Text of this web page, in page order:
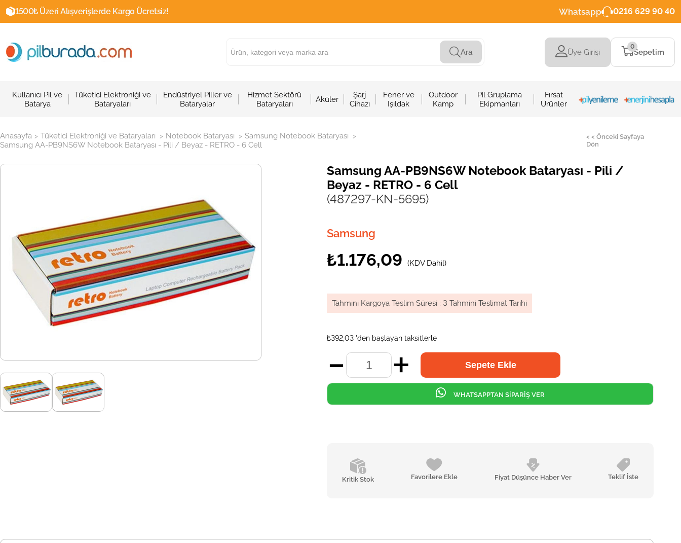
1500₺ Üzeri Alışverişlerde Kargo Ücretsiz! Whatsapp 0216 629 90 40
Ara Üye Girişi Sepetim
0
Kullanıcı Pil ve
Batarya
Tüketici Elektroniği ve
Bataryaları
Endüstriyel Piller ve
Bataryalar
Hizmet Sektörü
Bataryaları
Aküler
Şarj
Cihazı
Fener ve
Işıldak
Outdoor
Kamp
Pil Gruplama
Ekipmanları
Fırsat
Ürünler
Anasayfa > Tüketici Elektroniği ve Bataryaları > Notebook Bataryası > Samsung Notebook Bataryası >
Samsung AA-PB9NS6W Notebook Bataryası - Pili / Beyaz - RETRO - 6 Cell
< < Önceki Sayfaya
Dön
Samsung AA-PB9NS6W Notebook Bataryası - Pili /
Beyaz - RETRO - 6 Cell
(487297-KN-5695)
Samsung
₺1.176,09 (KDV Dahil)
Tahmini Kargoya Teslim Süresi : 3 Tahmini Teslimat Tarihi
₺392,03 'den başlayan taksitlerle
Kritik Stok Favorilere Ekle Fiyat Düşünce Haber Ver Teklif İste
WHATSAPPTAN SİPARİŞ VER